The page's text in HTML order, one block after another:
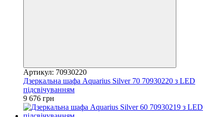
Артикул: 70930220
Дзеркальна шафа Aquarius Silver 70 70930220 з LED
підсвічуванням
9 676 грн